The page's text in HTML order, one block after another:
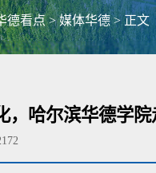
德看点>媒体华德> 正文
，哈尔滨华德学